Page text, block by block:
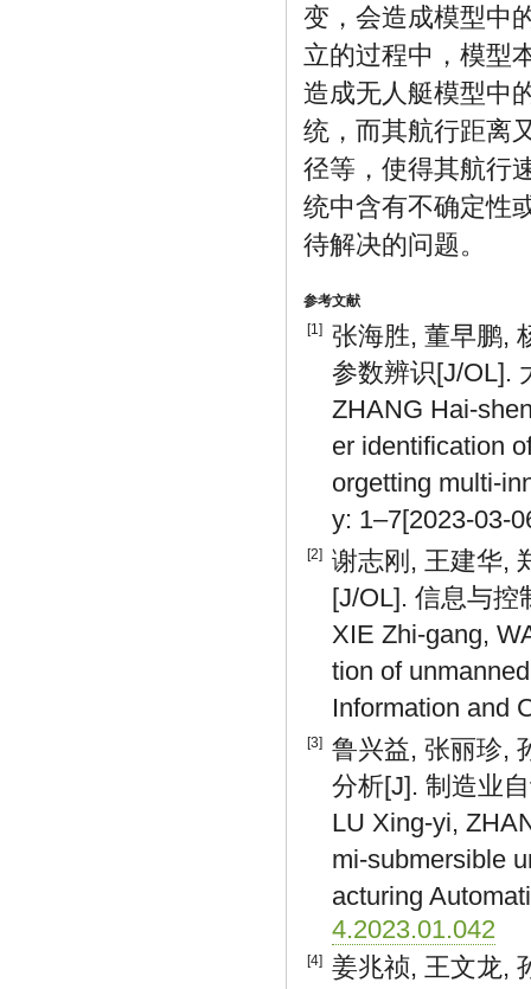
变，会造成模型中
立的过程中，模型
造成无人艇模型中
统，而其航行距离
径等，使得其航行
统中含有不确定性
待解决的问题。
参考文献
[1] 张海胜, 董早鹏,
参数辨识[J/OL].
ZHANG Hai-
er identification
orgetting multi-
y: 1–7[2023-03-
[2] 谢志刚, 王建华,
[J/OL]. 信息与控
XIE Zhi-gang,
tion of
Information and
[3] 鲁兴益, 张丽珍,
分析[J]. 制造业
LU Xing-yi,
mi-submersible
acturing
4.2023.01.042
[4] 姜兆祯, 王文龙,